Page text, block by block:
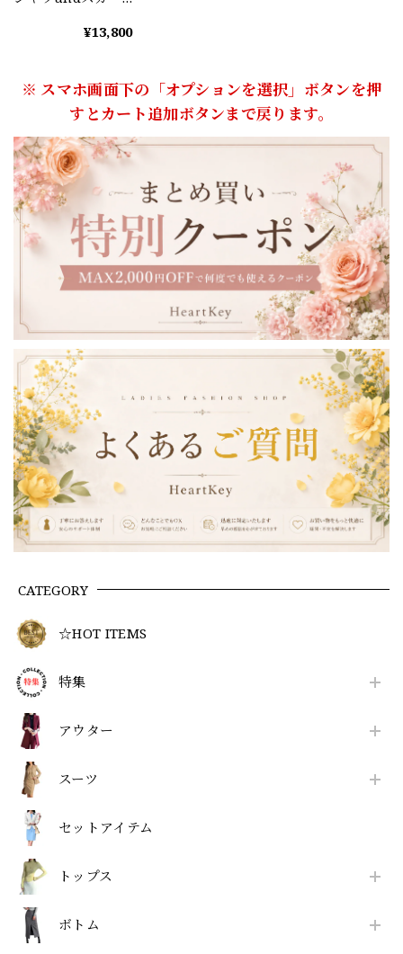
CATEGORY
☆HOT ITEMS
特集
アウター
スーツ
セットアイテム
トップス
ボトム
¥13,800
※ スマホ画面下の「オプションを選択」ボタンを押
すとカート追加ボタンまで戻ります。